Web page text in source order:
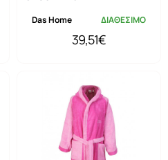
Das Home ΔΙΑΘΕΣΙΜΟ
39,51€